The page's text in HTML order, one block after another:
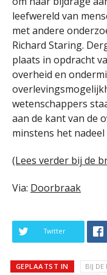
leefwereld van
met andere
Richard Staring.
plaats in opdracht
overheid en
wetenschappers
aan de kant van de
minstens het
(Lees verder bij de
Via: Doorbraak
Twitter
GEPLAATST IN BIJ DE